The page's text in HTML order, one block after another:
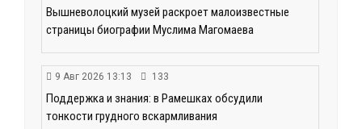
Вышневолоцкий музей раскроет малоизвестные
страницы биографии Муслима Магомаева
9 Авг 2026 13:13 133
Поддержка и знания: в Рамешках обсудили
тонкости грудного вскармливания